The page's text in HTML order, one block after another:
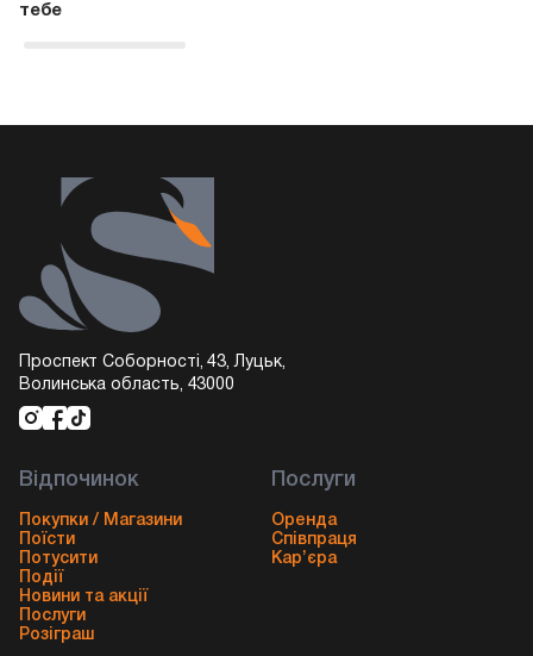
тебе
Проспект Соборності, 43, Луцьк,
Волинська область, 43000
Відпочинок
Покупки / Магазини
Поїсти
Потусити
Події
Новини та акції
Послуги
Розіграш
Послуги
Оренда
Співпраця
Кар’єра